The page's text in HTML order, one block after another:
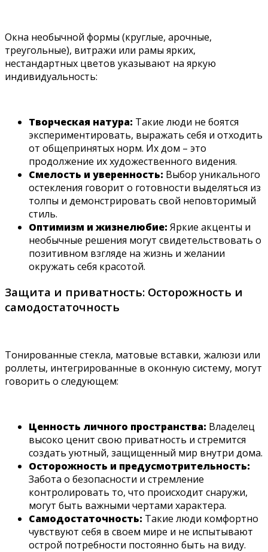
Окна необычной формы (круглые, арочные,
треугольные), витражи или рамы ярких,
нестандартных цветов указывают на яркую
индивидуальность:
Творческая натура: Такие люди не боятся
экспериментировать, выражать себя и отходить
от общепринятых норм. Их дом – это
продолжение их художественного видения.
Смелость и уверенность: Выбор уникального
остекления говорит о готовности выделяться из
толпы и демонстрировать свой неповторимый
стиль.
Оптимизм и жизнелюбие: Яркие акценты и
необычные решения могут свидетельствовать о
позитивном взгляде на жизнь и желании
окружать себя красотой.
Защита и приватность: Осторожность и
самодостаточность
Тонированные стекла, матовые вставки, жалюзи или
роллеты, интегрированные в оконную систему, могут
говорить о следующем:
Ценность личного пространства: Владелец
высоко ценит свою приватность и стремится
создать уютный, защищенный мир внутри дома.
Осторожность и предусмотрительность:
Забота о безопасности и стремление
контролировать то, что происходит снаружи,
могут быть важными чертами характера.
Самодостаточность: Такие люди комфортно
чувствуют себя в своем мире и не испытывают
острой потребности постоянно быть на виду.